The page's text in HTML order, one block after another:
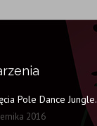
Pole Dance Jungle.
2016